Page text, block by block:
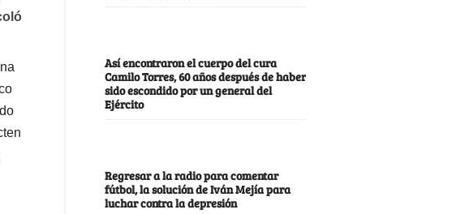
Así encontraron el cuerpo del cura
Camilo Torres, 60 años después de haber
sido escondido por un general del
Ejército
Regresar a la radio para comentar
fútbol, la solución de Iván Mejía para
luchar contra la depresión